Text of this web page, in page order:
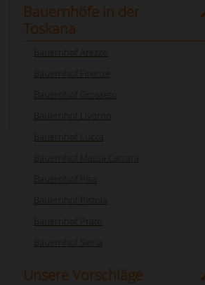
Bauernhöfe in der
Toskana
Bauernhof Arezzo
Bauernhof Firenze
Bauernhof Grosseto
Bauernhof Livorno
Bauernhof Lucca
Bauernhof Massa Carrara
Bauernhof Pisa
Bauernhof Pistoia
Bauernhof Prato
Bauernhof Siena
Unsere Vorschläge